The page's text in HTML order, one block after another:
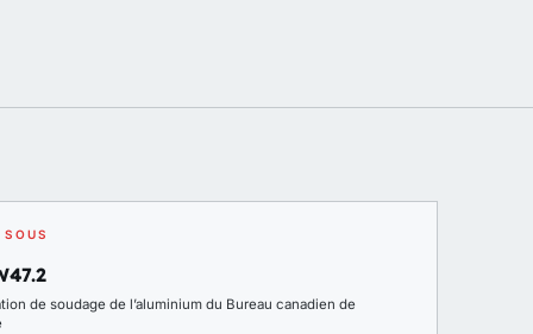
SOUS
de soudage de l’aluminium du Bureau canadien de